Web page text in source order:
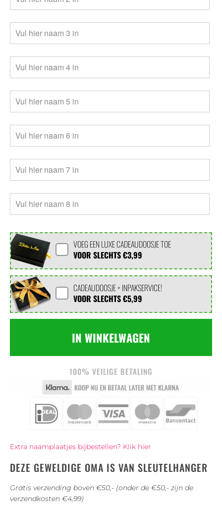
VOEG EEN LUXE CADEAUDOOSJE TOE
VOOR SLECHTS€3,99
CADEAUDOOSJE + INPAKSERVICE!
VOOR SLECHTS€5,99
IN WINKELWAGEN
100% VEILIGE BETALING
Extra naamplaatjes bijbestellen? Klik hier
DEZE GEWELDIGE OMA IS VAN SLEUTELHANGER
Gratis verzending boven €50,- (onder de €50,- zijn de
verzendkosten €4,99)